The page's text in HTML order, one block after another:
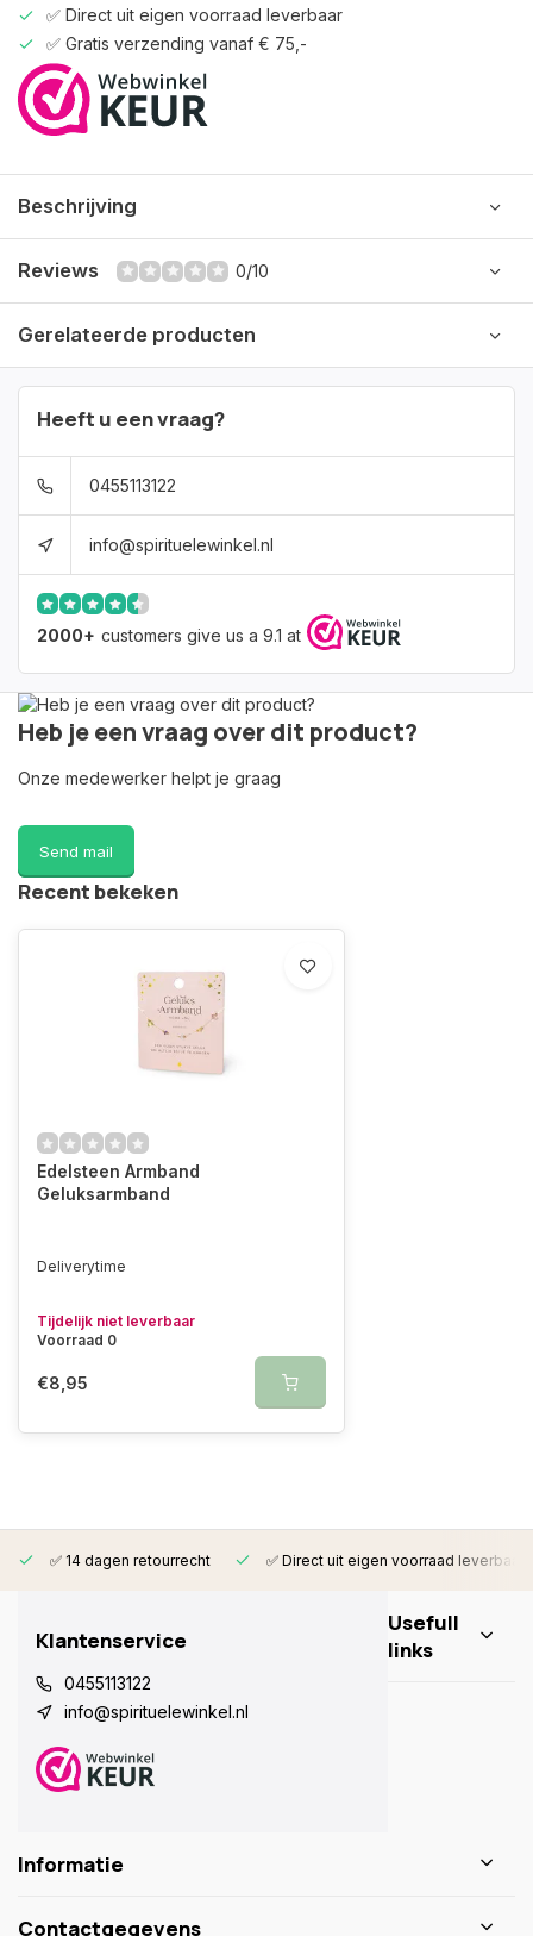
✅ Direct uit eigen voorraad leverbaar
✅ Gratis verzending vanaf € 75,-
Beschrijving
Reviews 0/10
Gerelateerde producten
Heeft u een vraag?
0455113122
info@spirituelewinkel.nl
2000+ customers give us a 9.1 at
Heb je een vraag over dit product?
Onze medewerker helpt je graag
Send mail
Recent bekeken
Edelsteen Armband
Geluksarmband
Deliverytime
Tijdelijk niet leverbaar
Voorraad 0
€8,95
✅ 14 dagen retourrecht ✅ Direct uit eigen voorraad leverbaar
Klantenservice
0455113122
info@spirituelewinkel.nl
Usefull
links
Informatie
Contactgegevens